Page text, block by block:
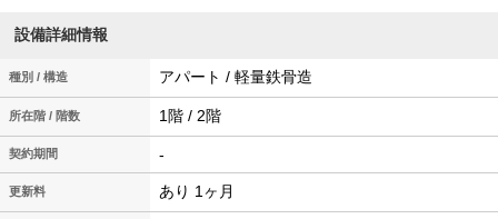
設備詳細情報
種別 / 構造 アパート / 軽量鉄骨造
所在階 / 階数 1階 / 2階
契約期間 -
更新料 あり 1ヶ月